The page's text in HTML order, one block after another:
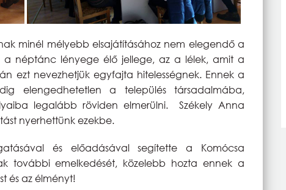
minél mélyebb elsajátításához nem elegendő a
a néptánc lényege élő jellege, az a lélek, amit a
ezt nevezhetjük egyfajta hitelességnek. Ennek a
elengedhetetlen a település társadalmába,
legalább röviden elmerülni. Székely Anna
nyerhettünk ezekbe.
és előadásával segítette a Komócsa
további emelkedését, közelebb hozta ennek a
és az élményt!